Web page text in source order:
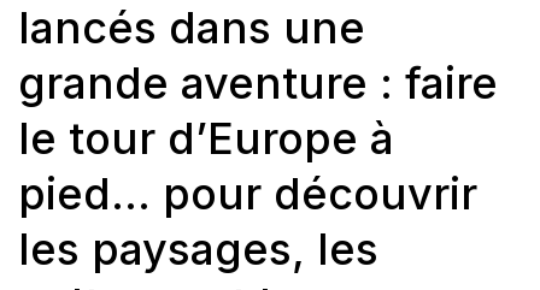
lancés dans une
grande aventure : faire
le tour d’Europe à
pied… pour découvrir
les paysages, les